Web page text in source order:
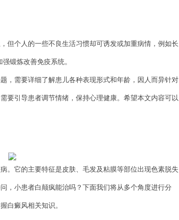
个人的一些不良生活习惯却可诱发或加重病情，例如长
锻炼改善免疫系统。
需要详细了解患儿各种表现形式和年龄，因人而异针对
要引导患者调节情绪，保持心理健康。希望本文内容可以
它的主要特征是皮肤、毛发及粘膜等部位出现色素脱失
，小患者白颠疯能治吗？下面我们将从多个角度进行分
白癜风相关知识。